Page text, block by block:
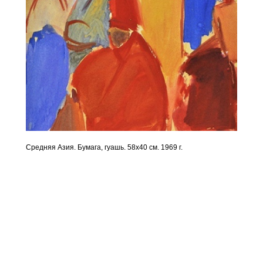
Средняя Азия. Бумага, гуашь. 58х40 см. 1969 г.